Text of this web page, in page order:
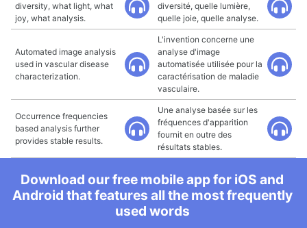
diversity, what light, what
joy, what analysis.
diversité, quelle lumière,
quelle joie, quelle analyse.
Automated image analysis
used in vascular disease
characterization.
L'invention concerne une
analyse d'image
automatisée utilisée pour la
caractérisation de maladie
vasculaire.
Occurrence frequencies
based analysis further
provides stable results.
Une analyse basée sur les
fréquences d'apparition
fournit en outre des
résultats stables.
Download our free mobile app for iOS and
Android that features all the most frequently
used words